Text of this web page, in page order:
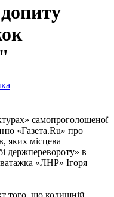
самопроголошеної
«Газета.Ru» про
яких місцева
держперевороту» в
«ЛНР» Ігоря
того, що колишній